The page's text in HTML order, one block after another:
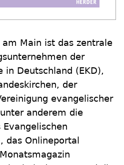
am Main ist das zentrale
der
in Deutschland (EKD),
der
evangelischer
anderem die
das Onlineportal